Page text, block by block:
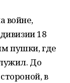
войне,
18
пушки, где
До
в